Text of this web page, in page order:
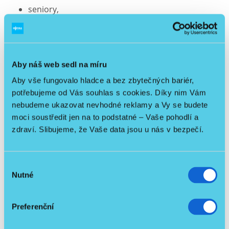
Aby náš web sedl na míru
Aby vše fungovalo hladce a bez zbytečných bariér,
potřebujeme od Vás souhlas s cookies. Díky nim Vám
nebudeme ukazovat nevhodné reklamy a Vy se budete
moci soustředit jen na to podstatné – Vaše pohodlí a
zdraví. Slibujeme, že Vaše data jsou u nás v bezpečí.
souhlasu
Nutné
Preferenční
seniory,
náročnější prostředí, jako jsou domovy pro
nebo bytové domy bez výtahu.